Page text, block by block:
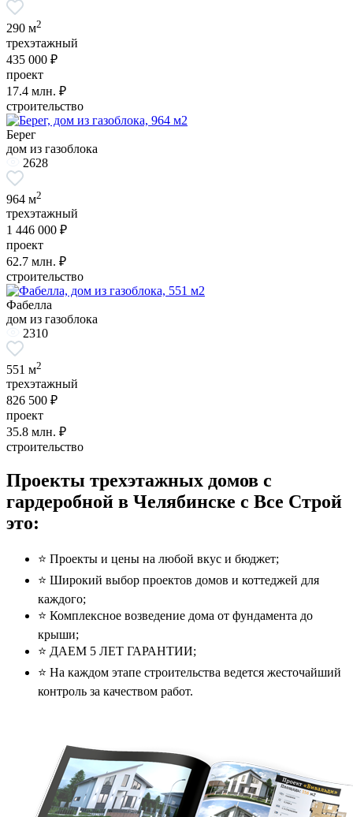
290 м2
трехэтажный
435 000 ₽
проект
17.4 млн. ₽
строительство
Берег
дом из газоблока
2628
964 м2
трехэтажный
1 446 000 ₽
проект
62.7 млн. ₽
строительство
Фабелла
дом из газоблока
2310
551 м2
трехэтажный
826 500 ₽
проект
35.8 млн. ₽
строительство
Проекты трехэтажных домов с
гардеробной в Челябинске с Все Строй
это:
⭐️ Проекты и цены на любой вкус и бюджет;
⭐️ Широкий выбор проектов домов и коттеджей для
каждого;
⭐️ Комплексное возведение дома от фундамента до
крыши;
⭐️ ДАЕМ 5 ЛЕТ ГАРАНТИИ;
⭐️ На каждом этапе строительства ведется жесточайший
контроль за качеством работ.